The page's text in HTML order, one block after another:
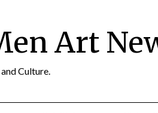
Art
Culture.